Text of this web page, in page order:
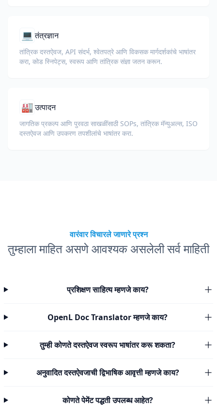
💻 तंत्रज्ञान
तांत्रिक दस्तऐवज, API संदर्भ, श्वेतपत्रे आणि विकसक मार्गदर्शकांचे भाषांतर
करा, कोड स्निपेट्स, स्वरूप आणि तांत्रिक संज्ञा जतन करून.
🏭उत्पादन
जागतिक प्रकल्प आणि पुरवठा साखळींसाठी SOPs, तांत्रिक मॅन्युअल्स, ISO
दस्तऐवज आणि उपकरण तपशीलांचे भाषांतर करा.
वारंवार विचारले जाणारे प्रश्न
तुम्हाला माहित असणे आवश्यक असलेली सर्व माहिती
प्रशिक्षण साहित्य म्हणजे काय?
OpenL Doc Translator म्हणजे काय?
तुम्ही कोणते दस्तऐवज स्वरूप भाषांतर करू शकता?
अनुवादित दस्तऐवजाची द्विभाषिक आवृत्ती म्हणजे काय?
कोणते पेमेंट पद्धती उपलब्ध आहेत?